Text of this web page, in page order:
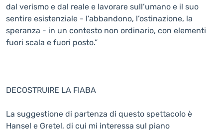
dal verismo e dal reale e lavorare sull’umano e il suo
sentire esistenziale - l’abbandono, l’ostinazione, la
speranza - in un contesto non ordinario, con elementi
fuori scala e fuori posto.”
DECOSTRUIRE LA FIABA
La suggestione di partenza di questo spettacolo è
Hansel e Gretel, di cui mi interessa sul piano